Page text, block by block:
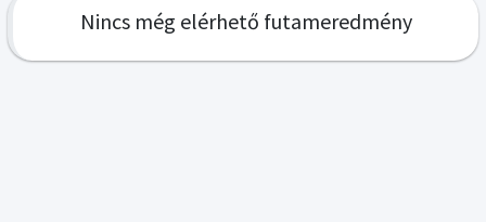
Nincs még elérhető futameredmény